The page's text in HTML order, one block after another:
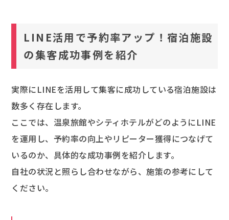
LINE活用で予約率アップ！宿泊施設
の集客成功事例を紹介
実際にLINEを活用して集客に成功している宿泊施設は
数多く存在します。
ここでは、温泉旅館やシティホテルがどのようにLINE
を運用し、予約率の向上やリピーター獲得につなげて
いるのか、具体的な成功事例を紹介します。
自社の状況と照らし合わせながら、施策の参考にして
ください。